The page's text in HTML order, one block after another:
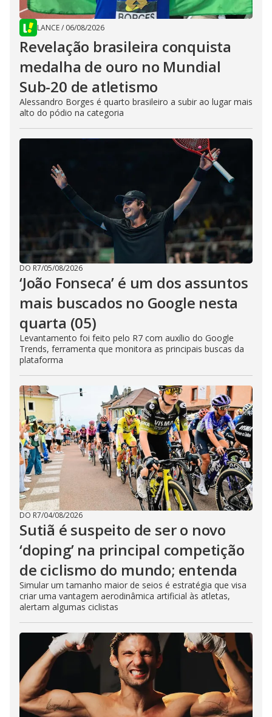
LANCE/ 06/08/2026
Revelação brasileira conquista
medalha de ouro no Mundial
Sub-20 de atletismo
Alessandro Borges é quarto brasileiro a subir ao lugar mais
alto do pódio na categoria
DO R7/05/08/2026
‘João Fonseca’ é um dos assuntos
mais buscados no Google nesta
quarta (05)
Levantamento foi feito pelo R7 com auxílio do Google
Trends, ferramenta que monitora as principais buscas da
plataforma
DO R7/04/08/2026
Sutiã é suspeito de ser o novo
‘doping’ na principal competição
de ciclismo do mundo; entenda
Simular um tamanho maior de seios é estratégia que visa
criar uma vantagem aerodinâmica artificial às atletas,
alertam algumas ciclistas